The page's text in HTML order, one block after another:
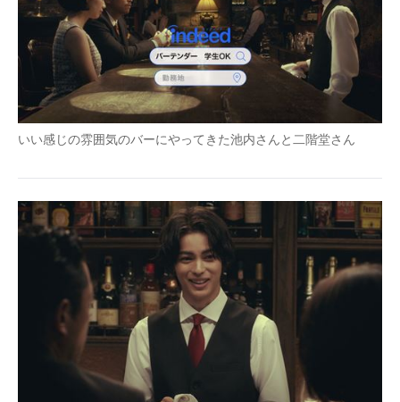
モノづくり技術者専門サイト
エレクトロニクス専門サイト
電子設計の基本と応用
エネルギーの専門メディア
ちょっと気になるネットの話題
いい感じの雰囲気のバーにやってきた池内さんと二階堂さん